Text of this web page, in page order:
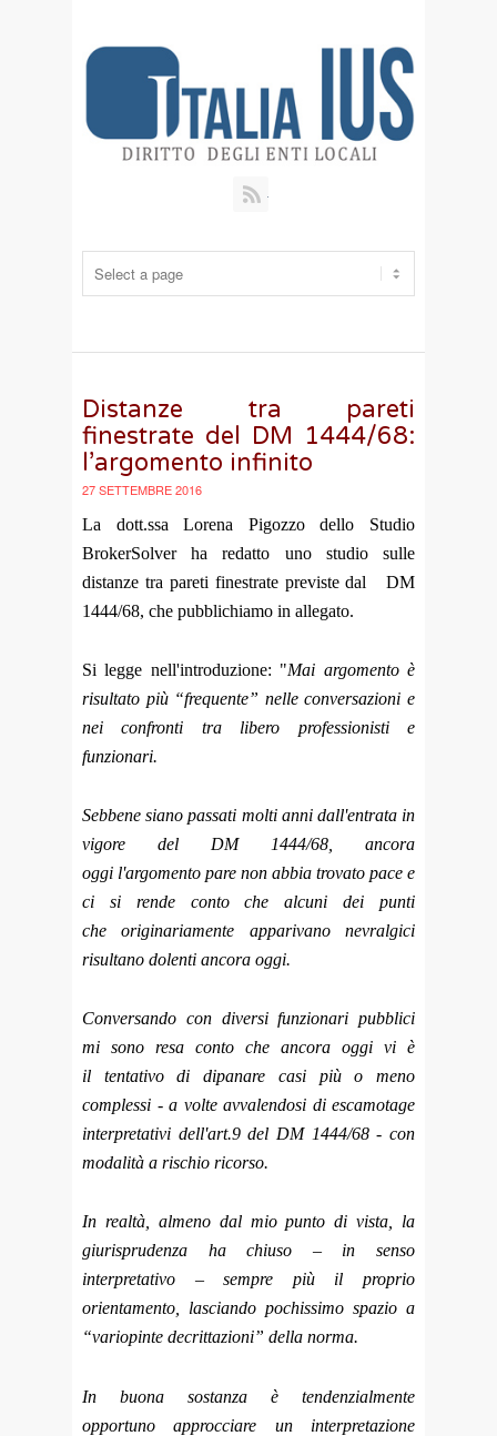
Distanze tra pareti
finestrate del DM 1444/68:
l’argomento infinito
27 SETTEMBRE 2016
La dott.ssa Lorena Pigozzo dello Studio
BrokerSolver ha redatto uno studio sulle
distanze tra pareti finestrate previste dal DM
1444/68, che pubblichiamo in allegato.
Si legge nell'introduzione: "Mai argomento è
risultato più “frequente” nelle conversazioni e
nei confronti tra libero professionisti e
funzionari.
Sebbene siano passati molti anni dall'entrata in
vigore del DM 1444/68, ancora
oggi l'argomento pare non abbia trovato pace e
ci si rende conto che alcuni dei punti
che originariamente apparivano nevralgici
risultano dolenti ancora oggi.
Conversando con diversi funzionari pubblici
mi sono resa conto che ancora oggi vi è
il tentativo di dipanare casi più o meno
complessi - a volte avvalendosi di escamotage
interpretativi dell'art.9 del DM 1444/68 - con
modalità a rischio ricorso.
In realtà, almeno dal mio punto di vista, la
giurisprudenza ha chiuso – in senso
interpretativo – sempre più il proprio
orientamento, lasciando pochissimo spazio a
“variopinte decrittazioni” della norma.
In buona sostanza è tendenzialmente
opportuno approcciare un interpretazione